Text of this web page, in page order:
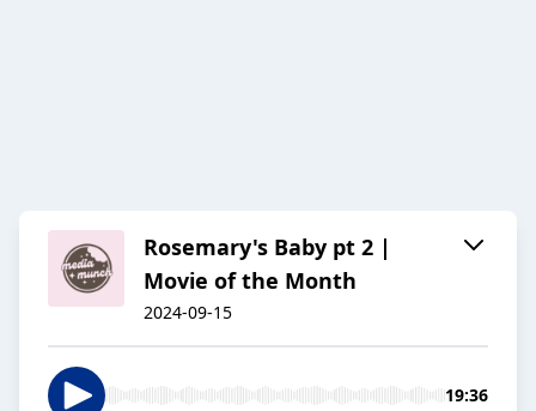
Rosemary's Baby pt 2 |
Movie of the Month
2024-09-15
19:36